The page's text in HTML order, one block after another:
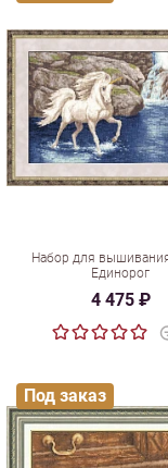
Набор для
Единорог
4 475 ₽
Под заказ